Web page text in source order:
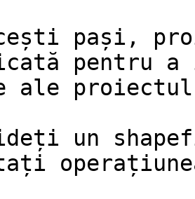
pași,
pentru
ale
un